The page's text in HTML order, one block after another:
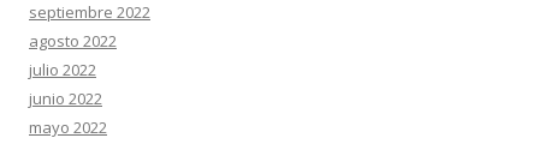
septiembre 2022
agosto 2022
julio 2022
junio 2022
mayo 2022